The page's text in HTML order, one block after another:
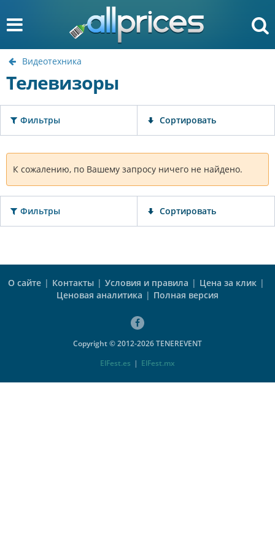
Видеотехника
Телевизоры
Фильтры Сортировать
К сожалению, по Вашему запросу ничего не найдено.
Фильтры Сортировать
О сайте | Контакты | Условия и правила | Цена за клик |
Ценовая аналитика | Полная версия
Copyright © 2012-2026 TENEREVENT
ElFest.es | ElFest.mx